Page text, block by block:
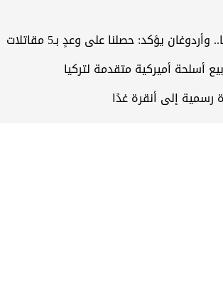
أسلحة أميركية متقدمة لتركيا
رسمية إلى أنقرة غدًا